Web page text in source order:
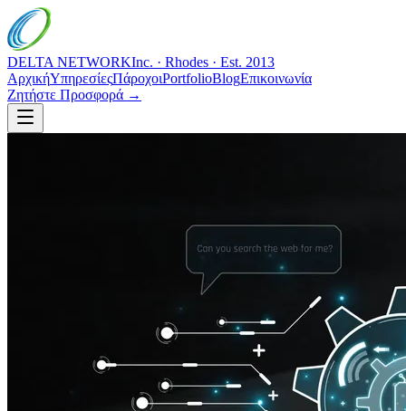
DELTA NETWORKInc. · Rhodes · Est. 2013
ΑρχικήΥπηρεσίεςΠάροχοιPortfolioBlogΕπικοινωνία
Ζητήστε Προσφορά →